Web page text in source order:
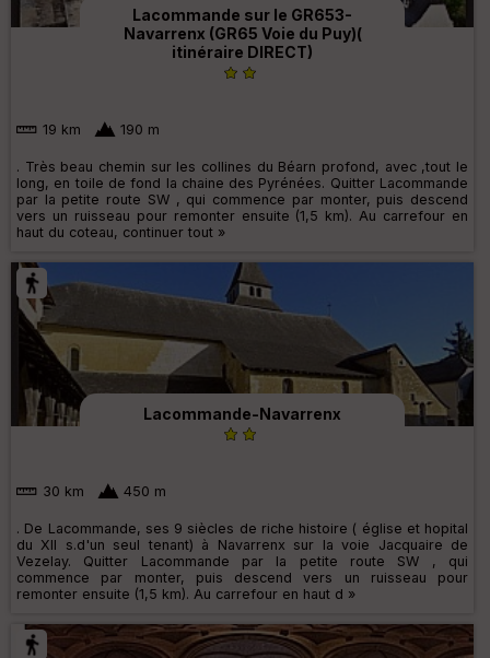
Lacommande sur le GR653-
Navarrenx (GR65 Voie du Puy)(
itinéraire DIRECT)
19 km 190 m
. Très beau chemin sur les collines du Béarn profond, avec ,tout le
long, en toile de fond la chaine des Pyrénées. Quitter Lacommande
par la petite route SW , qui commence par monter, puis descend
vers un ruisseau pour remonter ensuite (1,5 km). Au carrefour en
haut du coteau, continuer tout »
Lacommande-Navarrenx
30 km 450 m
. De Lacommande, ses 9 siècles de riche histoire ( église et hopital
du XII s.d'un seul tenant) à Navarrenx sur la voie Jacquaire de
Vezelay. Quitter Lacommande par la petite route SW , qui
commence par monter, puis descend vers un ruisseau pour
remonter ensuite (1,5 km). Au carrefour en haut d »